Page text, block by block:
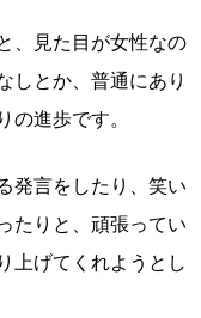
、見た目が女性なの
しとか、普通にあり
の進歩です。
発言をしたり、笑い
たりと、頑張ってい
上げてくれようとし